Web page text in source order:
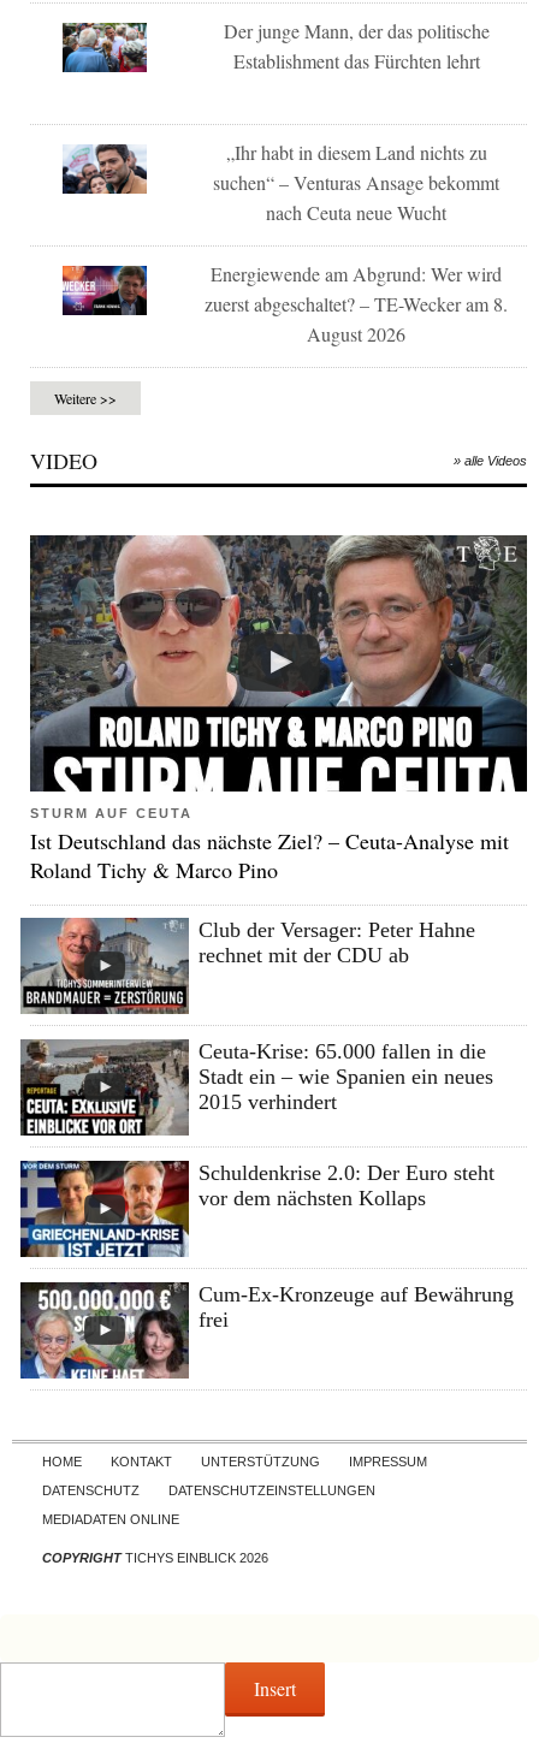
Der junge Mann, der das politische
Establishment das Fürchten lehrt
„Ihr habt in diesem Land nichts zu
suchen“ – Venturas Ansage bekommt
nach Ceuta neue Wucht
Energiewende am Abgrund: Wer wird
zuerst abgeschaltet? – TE-Wecker am 8.
August 2026
Weitere >>
VIDEO » alle Videos
STURM AUF CEUTA
Ist Deutschland das nächste Ziel? – Ceuta-Analyse mit
Roland Tichy & Marco Pino
Club der Versager: Peter Hahne
rechnet mit der CDU ab
Ceuta-Krise: 65.000 fallen in die
Stadt ein – wie Spanien ein neues
2015 verhindert
Schuldenkrise 2.0: Der Euro steht
vor dem nächsten Kollaps
Cum-Ex-Kronzeuge auf Bewährung
frei
Skip to content
HOME KONTAKT UNTERSTÜTZUNG
IMPRESSUM
DATENSCHUTZ
DATENSCHUTZEINSTELLUNGEN
MEDIADATEN ONLINE
COPYRIGHTTICHYS EINBLICK 2026
Insert